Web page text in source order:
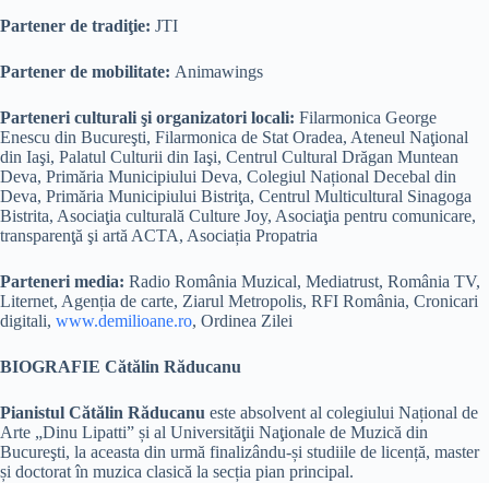
Partener de tradiţie: JTI
Partener de mobilitate: Animawings
Parteneri culturali şi organizatori locali: Filarmonica George
Enescu din Bucureşti, Filarmonica de Stat Oradea, Ateneul Naţional
din Iaşi, Palatul Culturii din Iaşi, Centrul Cultural Drăgan Muntean
Deva, Primăria Municipiului Deva, Colegiul Național Decebal din
Deva, Primăria Municipiului Bistriţa, Centrul Multicultural Sinagoga
Bistrita, Asociaţia culturală Culture Joy, Asociaţia pentru comunicare,
transparenţă şi artă ACTA, Asociația Propatria
Parteneri media: Radio România Muzical, Mediatrust, România TV,
Liternet, Agenția de carte, Ziarul Metropolis, RFI România, Cronicari
digitali, www.demilioane.ro, Ordinea Zilei
BIOGRAFIE Cătălin Răducanu
Pianistul Cătălin Răducanu este absolvent al colegiului Național de
Arte „Dinu Lipatti” și al Universităţii Naţionale de Muzică din
Bucureşti, la aceasta din urmă finalizându-și studiile de licență, master
și doctorat în muzica clasică la secția pian principal.